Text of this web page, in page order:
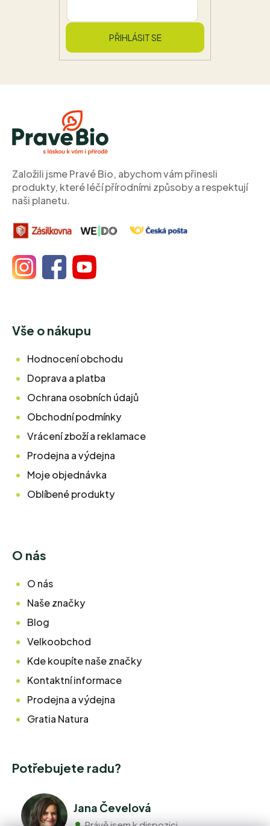
PŘIHLÁSIT SE
Založili jsme Pravé Bio, abychom vám přinesli
produkty, které léčí přírodními způsoby a respektují
naši planetu.
Vše o nákupu
Hodnocení obchodu
Doprava a platba
Ochrana osobních údajů
Obchodní podmínky
Vrácení zboží a reklamace
Prodejna a výdejna
Moje objednávka
Oblíbené produkty
O nás
O nás
Naše značky
Blog
Velkoobchod
Kde koupíte naše značky
Kontaktní informace
Prodejna a výdejna
Gratia Natura
Potřebujete radu?
Jana Čevelová